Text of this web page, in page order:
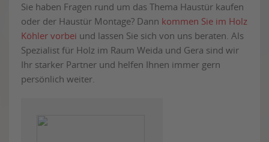
Sie haben Fragen rund um das Thema Haustür kaufen
oder der Haustür Montage? Dann kommen Sie im Holz
Köhler vorbei und lassen Sie sich von uns beraten. Als
Spezialist für Holz im Raum Weida und Gera sind wir
Ihr starker Partner und helfen Ihnen immer gern
persönlich weiter.